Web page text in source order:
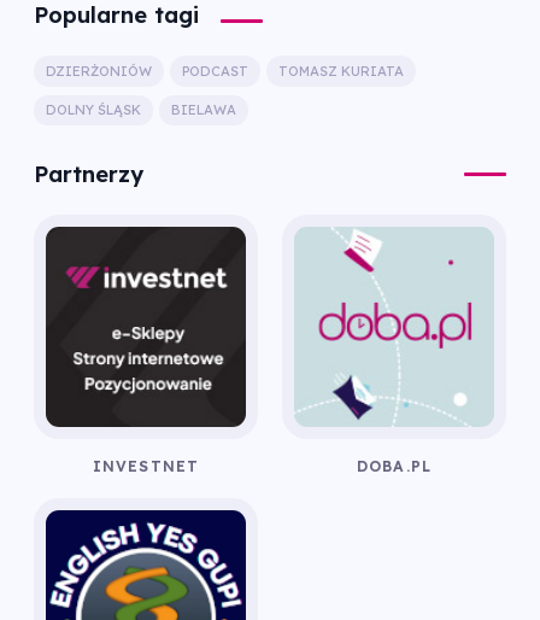
Popularne tagi
DZIERŻONIÓW PODCAST TOMASZ KURIATA
DOLNY ŚLĄSK BIELAWA
Partnerzy
INVESTNET DOBA.PL